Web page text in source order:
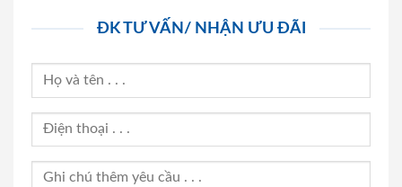
ĐK TƯ VẤN/ NHẬN ƯU ĐÃI